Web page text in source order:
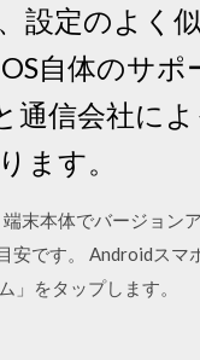
設定のよく
自体のサポ
通信会社に
ます。
末本体でバージョン
です。 Androidスマ
」をタップします。